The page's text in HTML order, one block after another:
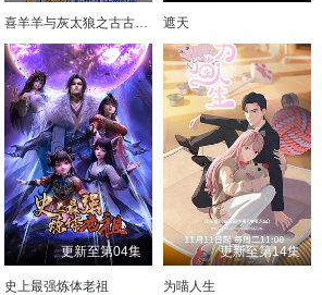
喜羊羊与灰太狼之古古怪界有古怪 遮天
更新至第04集
史上最强炼体老祖
更新至第14集
为喵人生